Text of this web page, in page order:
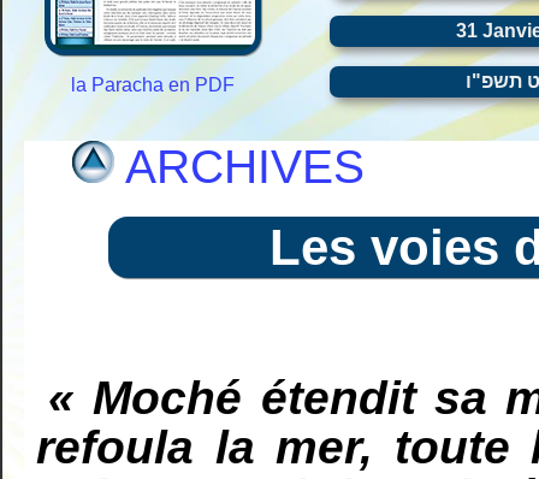
la Paracha en PDF
31
תשפ"ו
ARCHIVES
Les voies
« Moché étendit sa
refoula la mer, toute